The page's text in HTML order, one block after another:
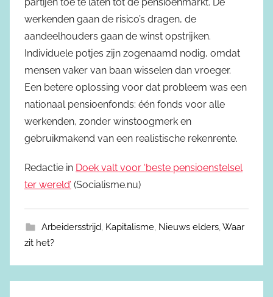
werkenden gaan de risico’s dragen, de
aandeelhouders gaan de winst opstrijken.
Individuele potjes zijn zogenaamd nodig, omdat
mensen vaker van baan wisselen dan vroeger.
Een betere oplossing voor dat probleem was een
nationaal pensioenfonds: één fonds voor alle
werkenden, zonder winstoogmerk en
gebruikmakend van een realistische rekenrente.
Redactie in Doek valt voor ‘beste pensioenstelsel
ter wereld’ (Socialisme.nu)
Arbeidersstrijd, Kapitalisme, Nieuws elders,Waar
zit het?